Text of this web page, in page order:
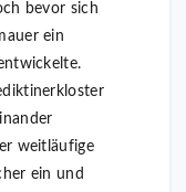
bevor sich
ein
weitläufige
ein und